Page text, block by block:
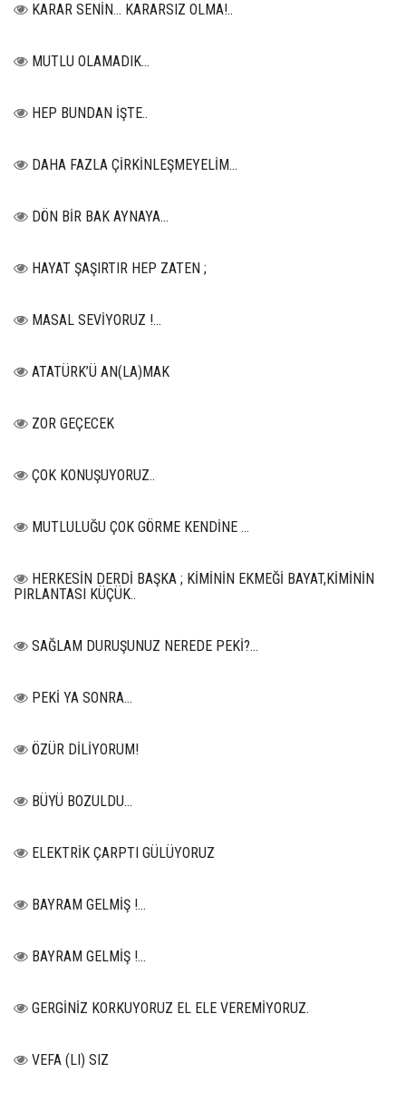
KARAR SENİN… KARARSIZ OLMA!..
MUTLU OLAMADIK…
HEP BUNDAN İŞTE..
DAHA FAZLA ÇİRKİNLEŞMEYELİM…
DÖN BİR BAK AYNAYA...
HAYAT ŞAŞIRTIR HEP ZATEN ;
MASAL SEVİYORUZ !...
ATATÜRK’Ü AN(LA)MAK
ZOR GEÇECEK
ÇOK KONUŞUYORUZ..
MUTLULUĞU ÇOK GÖRME KENDİNE …
HERKESİN DERDİ BAŞKA ; KİMİNİN EKMEĞİ BAYAT,KİMİNİN
PIRLANTASI KÜÇÜK..
SAĞLAM DURUŞUNUZ NEREDE PEKİ?...
PEKİ YA SONRA…
ÖZÜR DİLİYORUM!
BÜYÜ BOZULDU…
ELEKTRİK ÇARPTI GÜLÜYORUZ
BAYRAM GELMİŞ !...
BAYRAM GELMİŞ !...
GERGİNİZ KORKUYORUZ EL ELE VEREMİYORUZ.
VEFA (LI) SIZ